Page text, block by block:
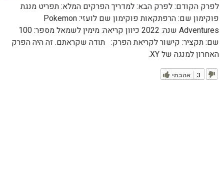
לפרק הקודם: לפרק הבא: למדריך הפרקים המלא: תפריט מנגת
פוקימון שם: הרפתקאות פוקימון שם לועזי: Pokemon
Adventures שנה: 2022 כיוון קריאה: מימין לשמאל מספר: 100
שם: תקציר: קישור לקריאת הפרק: תודה שקראתם. זה היה הפרק
האחרון למנגה של XY.
אהבתי 3